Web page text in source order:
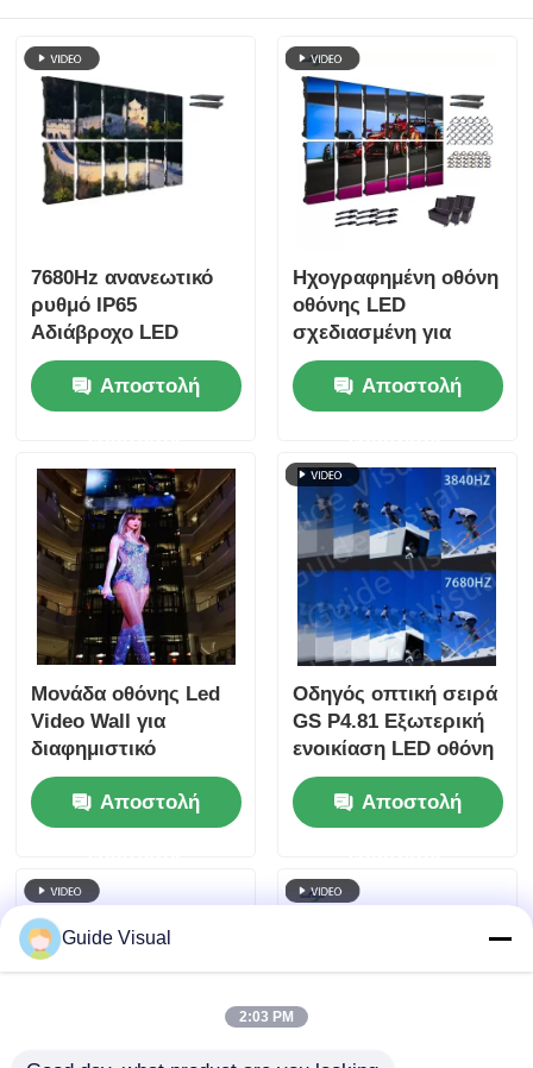
7680Hz ανανεωτικό
ρυθμό IP65
Αδιάβροχο LED
τοίχος βίντεο με
υδραργυρωμένο
ντουλάπι αλουμινίου
εκδηλώσεις
Αποστολή
Ηχογραφημένη οθόνη
οθόνης LED
σχεδιασμένη για
συνεχή λειτουργία με
εξαρτήματα που
εξασφαλίζουν μακρά
απαιτητικά
περιβάλλοντα
Αποστολή
Μονάδα οθόνης Led
Video Wall για
διαφημιστικό
υπόβαθρο λιανικής
Αποστολή
Οδηγός οπτική σειρά
GS P4.81 Εξωτερική
ενοικίαση LED οθόνη
5000nit IP65 για
Πίνακα του σταδίου,
7680Hz διπλό backup
Αποστολή
Guide Visual
2:03 PM